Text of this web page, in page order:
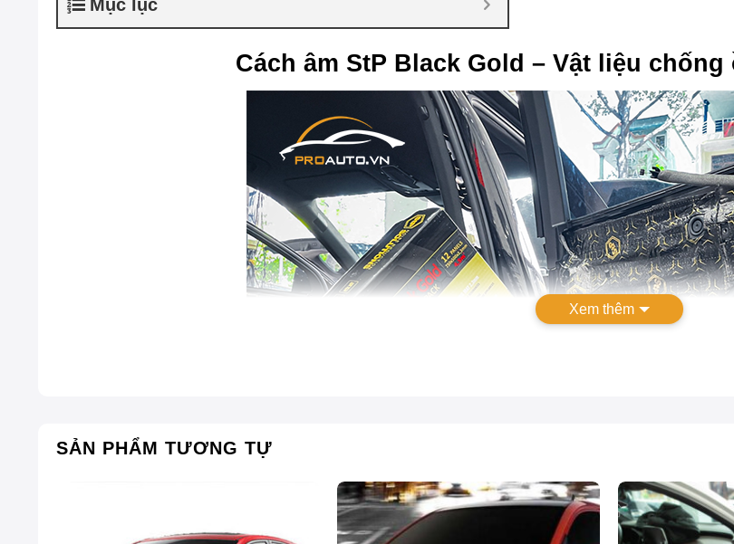
Mục lục
Cách âm StP Black Gold – Vật liệu
Xem thêm
SẢN PHẨM TƯƠNG TỰ